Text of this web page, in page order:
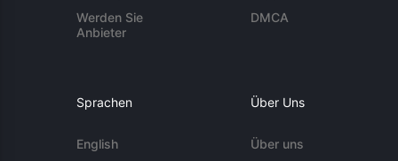
Werden Sie
Anbieter
DMCA
Sprachen
English
Über Uns
Über uns